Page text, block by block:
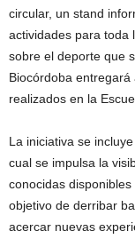
circular, un stand
actividades para toda
sobre el deporte que
Biocórdoba
realizados en la
La iniciativa se
cual se impulsa la
conocidas
objetivo de derribar
acercar nuevas